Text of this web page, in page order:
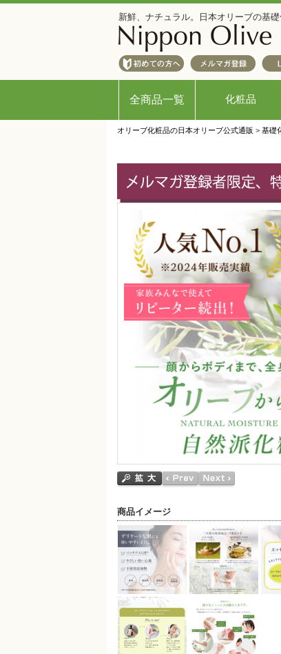
新鮮、ナチュラル。日本オリーブの基
全商品一覧 化粧品
オリーブ化粧品の日本オリーブ公式通販 > 基礎
商品イメージ